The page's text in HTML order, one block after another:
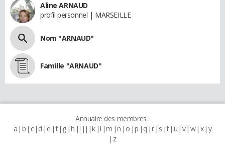
Aline ARNAUD
profil personnel | MARSEILLE
Nom "ARNAUD"
Famille "ARNAUD"
Annuaire des membres :
a b c d e f g h i j k l m n o p q r s t u v w x y
z